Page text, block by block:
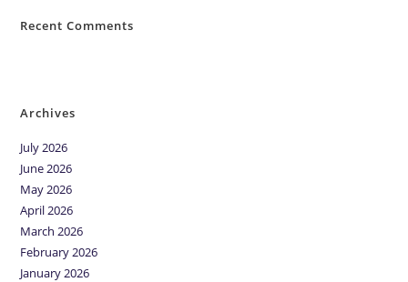
Recent Comments
Archives
July 2026
June 2026
May 2026
April 2026
March 2026
February 2026
January 2026